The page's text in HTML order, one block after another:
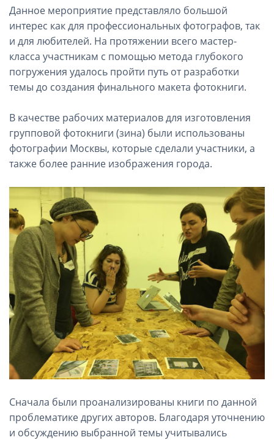
Данное мероприятие представляло большой
интерес как для профессиональных фотографов, так
и для любителей. На протяжении всего мастер-
класса участникам с помощью метода глубокого
погружения удалось пройти путь от разработки
темы до создания финального макета фотокниги.
В качестве рабочих материалов для изготовления
групповой фотокниги (зина) были использованы
фотографии Москвы, которые сделали участники, а
также более ранние изображения города.
Сначала были проанализированы книги по данной
проблематике других авторов. Благодаря уточнению
и обсуждению выбранной темы учитывались